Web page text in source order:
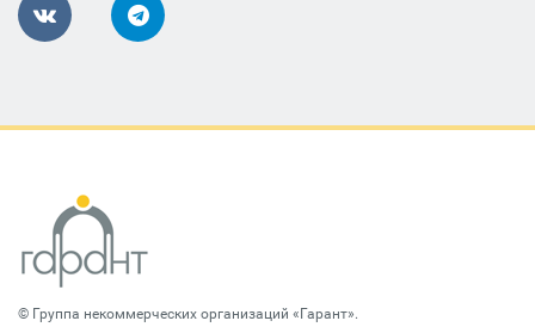
© Группа некоммерческих организаций «Гарант».